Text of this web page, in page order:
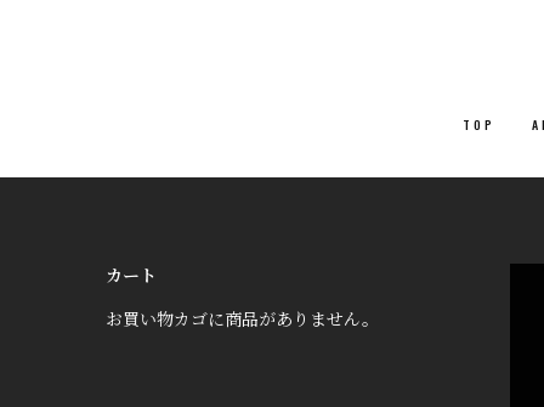
TOP
カート
お買い物カゴに商品がありません。